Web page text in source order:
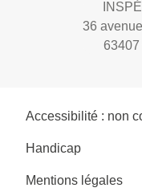
36
Accessibilité : non
Handicap
Mentions légales